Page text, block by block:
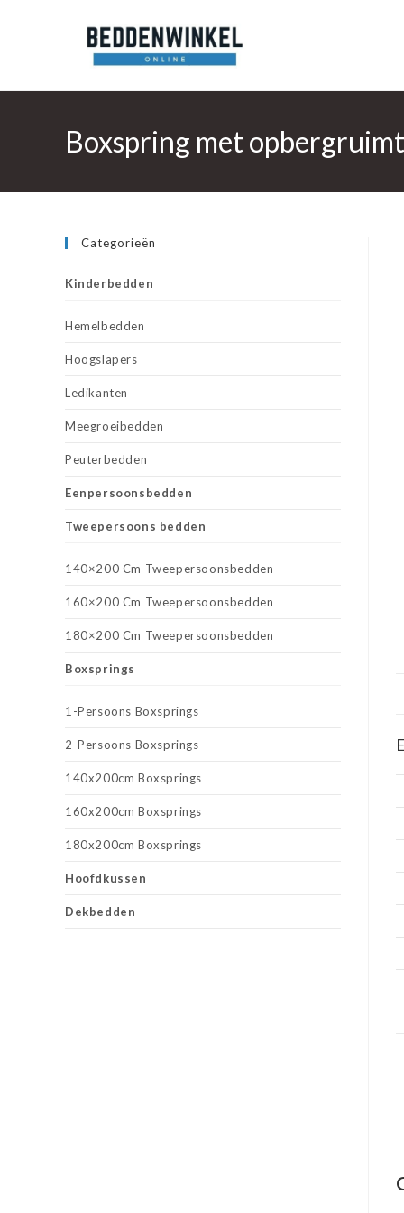
Boxspring met
Categorieën
Kinderbedden
Hemelbedden
Hoogslapers
Ledikanten
Meegroeibedden
Peuterbedden
Eenpersoonsbedden
Tweepersoons bedden
140×200 Cm Tweepersoonsbedden
160×200 Cm Tweepersoonsbedden
180×200 Cm Tweepersoonsbedden
Boxsprings
1-Persoons Boxsprings
2-Persoons Boxsprings
140x200cm Boxsprings
160x200cm Boxsprings
180x200cm Boxsprings
Hoofdkussen
Dekbedden